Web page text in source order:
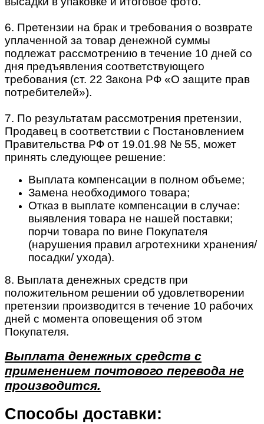
6. Претензии на брак и требования о возврате
уплаченной за товар денежной суммы
подлежат рассмотрению в течение 10 дней со
дня предъявления соответствующего
требования (ст. 22 Закона РФ «О защите прав
потребителей»).
7. По результатам рассмотрения претензии,
Продавец в соответствии с Постановлением
Правительства РФ от 19.01.98 № 55, может
принять следующее решение:
Выплата компенсации в полном объеме;
Замена необходимого товара;
Отказ в выплате компенсации в случае:
выявления товара не нашей поставки;
порчи товара по вине Покупателя
(нарушения правил агротехники хранения/
посадки/ ухода).
8. Выплата денежных средств при
положительном решении об удовлетворении
претензии производится в течение 10 рабочих
дней с момента оповещения об этом
Покупателя.
Выплата денежных средств с
применением почтового перевода не
производится.
Способы доставки: